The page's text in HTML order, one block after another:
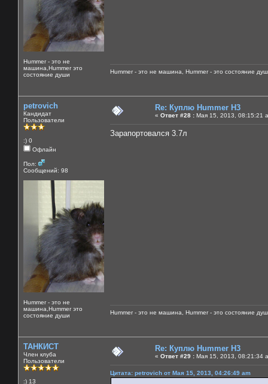
Hummer - это не
машина,Hummer это
состояние души
Hummer - это не машина, Hummer - это состояние
petrovich
Кандидат
Пользователи
:) 0
Офлайн
Пол:
Сообщений: 98
Hummer - это не
машина,Hummer это
состояние души
Re: Куплю Hummer H3
« Ответ #28 : Мая 15, 2013, 08:15:21
Зарапортовался 3.7л
Hummer - это не машина, Hummer - это состояние
ТАНКИСТ
Член клуба
Пользователи
:) 13
Re: Куплю Hummer H3
« Ответ #29 : Мая 15, 2013, 08:21:34
Цитата: petrovich от Мая 15, 2013, 04:26:49 am